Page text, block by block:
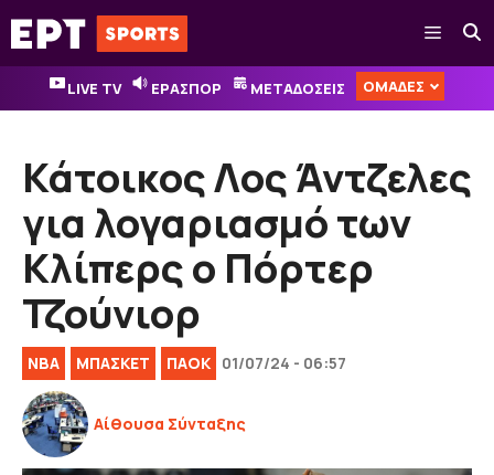
Μετάβαση
σε
περιεχόμενο
Μενού
LIVE TV ΕΡΑΣΠΟΡ ΜΕΤΑΔΟΣΕΙΣ ΟΜΑΔΕΣ
Κάτοικος Λος Άντζελες
για λογαριασμό των
Κλίπερς ο Πόρτερ
Τζούνιορ
NBA ΜΠΑΣΚΕΤ ΠΑΟΚ 01/07/24 - 06:57
Αίθουσα Σύνταξης